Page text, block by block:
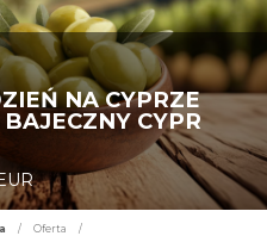
NA CYPRZE
CYPR
/ Oferta
/